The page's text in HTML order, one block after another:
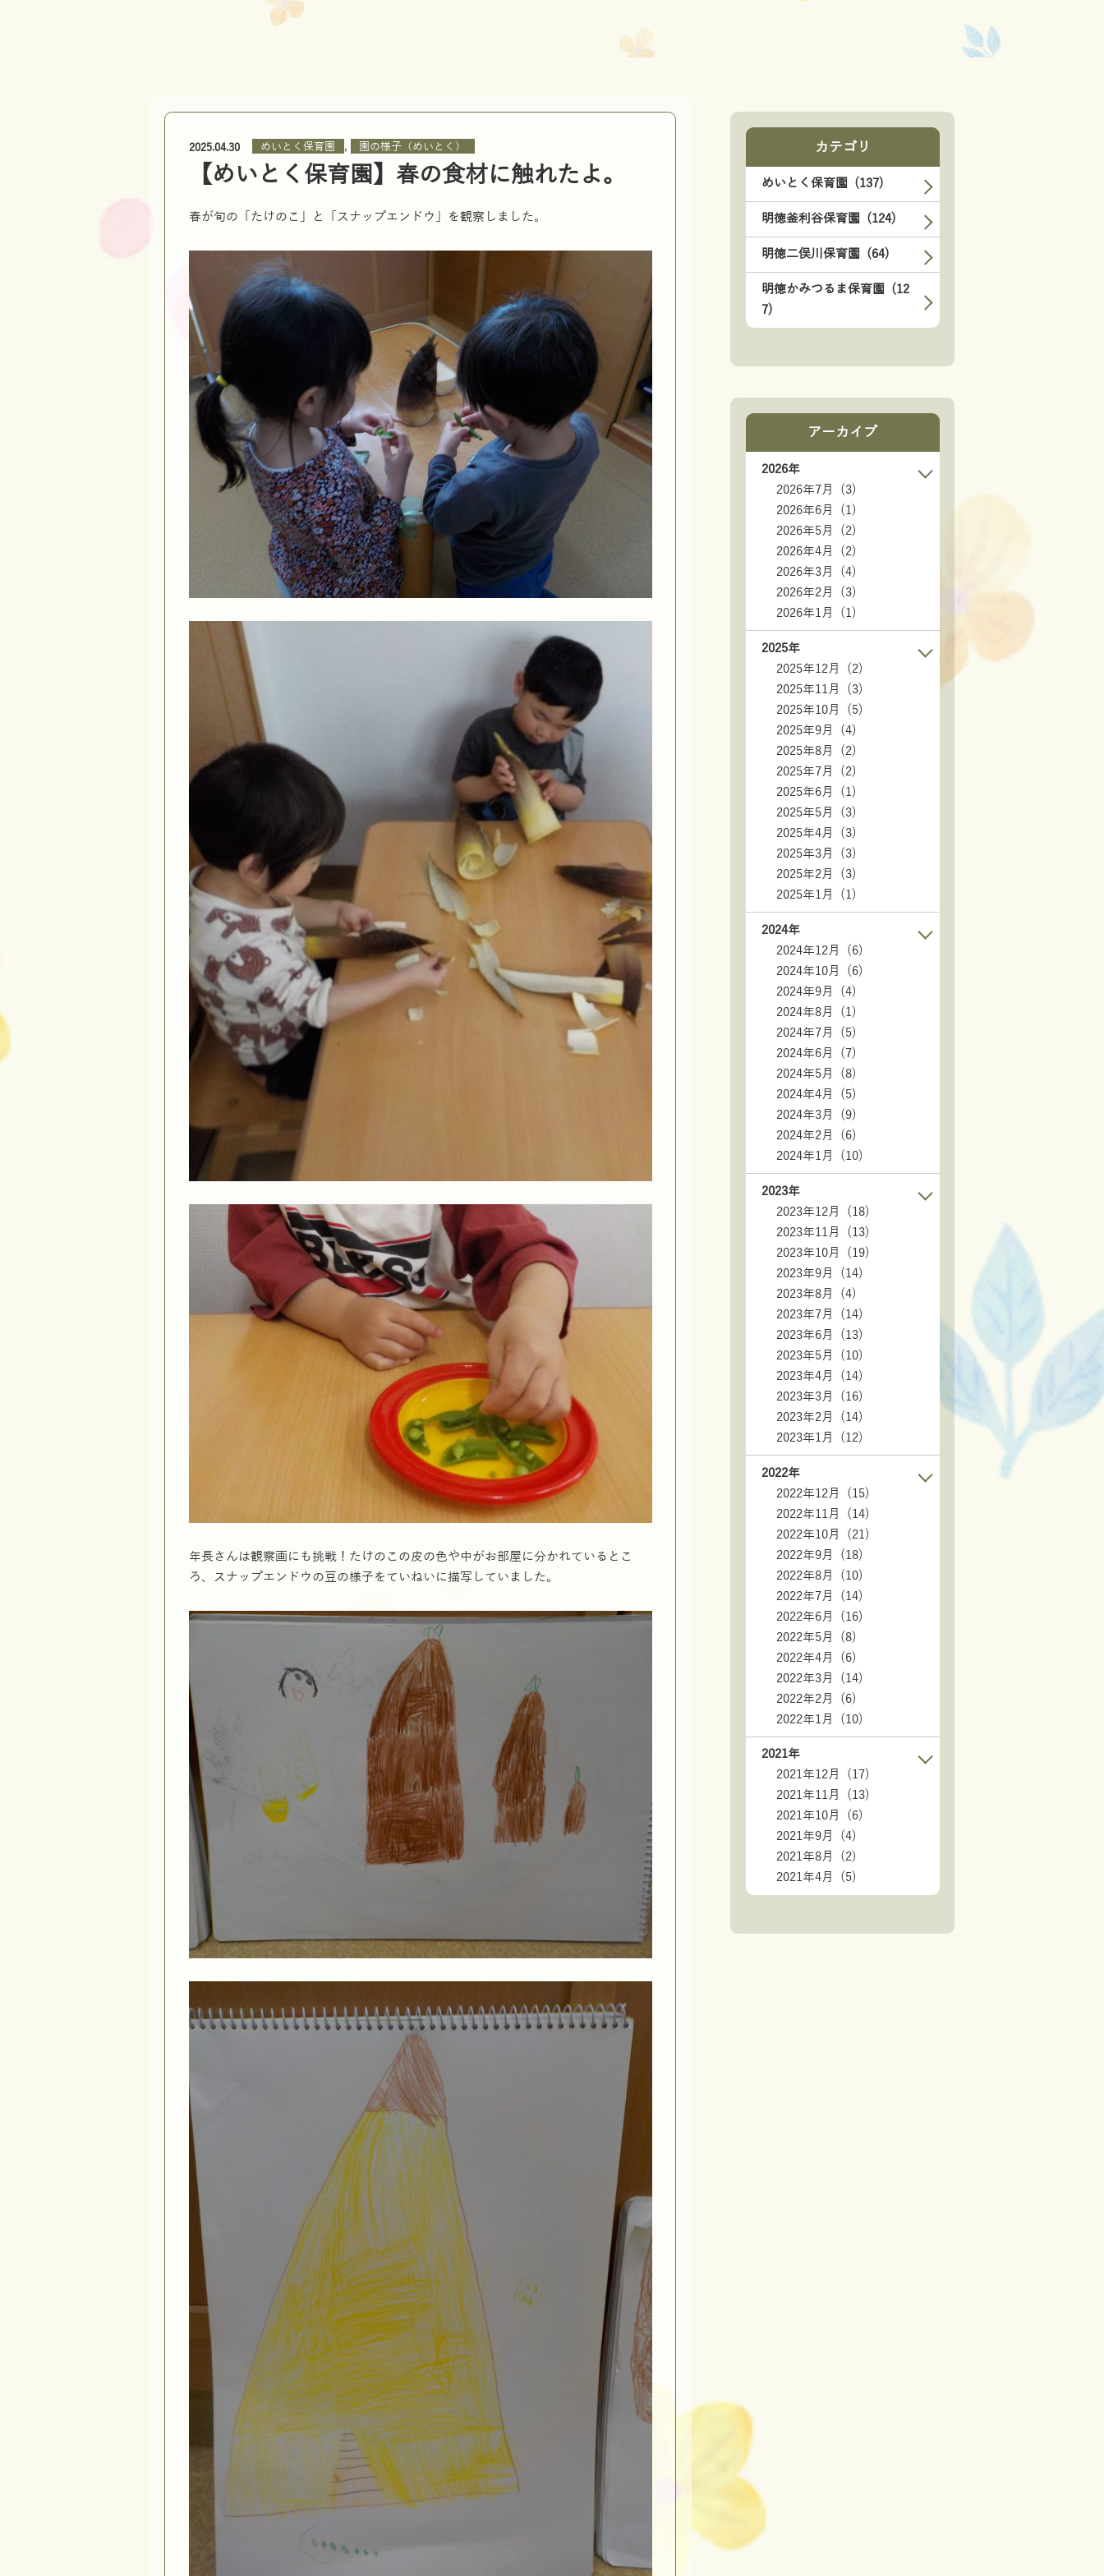
2025.04.30 めいとく保育園 , 園の様子（めいとく）
【めいとく保育園】春の食材に触れたよ。
春が旬の「たけのこ」と「スナップエンドウ」を観察しました。
年長さんは観察画にも挑戦！たけのこの皮の色や中がお部屋に分かれているとこ
ろ、スナップエンドウの豆の様子をていねいに描写していました。
カテゴリ
めいとく保育園 (137)
明徳釜利谷保育園 (124)
明徳二俣川保育園 (64)
明徳かみつるま保育園 (12
7)
アーカイブ
2026年
2026年7月 (3)
2026年6月 (1)
2026年5月 (2)
2026年4月 (2)
2026年3月 (4)
2026年2月 (3)
2026年1月 (1)
2025年
2025年12月 (2)
2025年11月 (3)
2025年10月 (5)
2025年9月 (4)
2025年8月 (2)
2025年7月 (2)
2025年6月 (1)
2025年5月 (3)
2025年4月 (3)
2025年3月 (3)
2025年2月 (3)
2025年1月 (1)
2024年
2024年12月 (6)
2024年10月 (6)
2024年9月 (4)
2024年8月 (1)
2024年7月 (5)
2024年6月 (7)
2024年5月 (8)
2024年4月 (5)
2024年3月 (9)
2024年2月 (6)
2024年1月 (10)
2023年
2023年12月 (18)
2023年11月 (13)
2023年10月 (19)
2023年9月 (14)
2023年8月 (4)
2023年7月 (14)
2023年6月 (13)
2023年5月 (10)
2023年4月 (14)
2023年3月 (16)
2023年2月 (14)
2023年1月 (12)
2022年
2022年12月 (15)
2022年11月 (14)
2022年10月 (21)
2022年9月 (18)
2022年8月 (10)
2022年7月 (14)
2022年6月 (16)
2022年5月 (8)
2022年4月 (6)
2022年3月 (14)
2022年2月 (6)
2022年1月 (10)
2021年
2021年12月 (17)
2021年11月 (13)
2021年10月 (6)
2021年9月 (4)
2021年8月 (2)
2021年4月 (5)